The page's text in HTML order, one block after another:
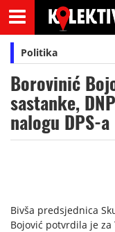
Politika
Borovinić
sastanke,
nalogu DPS-a
Bivša predsjednica
Bojović potvrdila je